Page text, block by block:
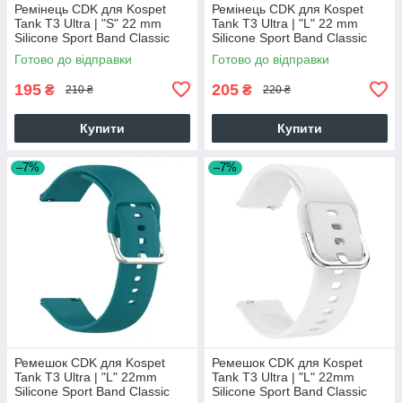
Ремінець CDK для Kospet
Tank T3 Ultra | "S" 22 mm
Silicone Sport Band Classic
(017306) (virid)
Готово до відправки
195 ₴ 210 ₴
Купити
Ремінець CDK для Kospet
Tank T3 Ultra | "L" 22 mm
Silicone Sport Band Classic
(011018) (dark blue)
Готово до відправки
205 ₴ 220 ₴
Купити
–7%
Ремешок CDK для Kospet
Tank T3 Ultra | "L" 22mm
Silicone Sport Band Classic
–7%
Ремешок CDK для Kospet
Tank T3 Ultra | "L" 22mm
Silicone Sport Band Classic